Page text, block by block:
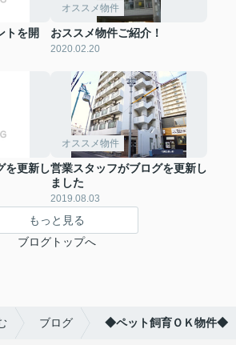
トを開
オススメ物件
おススメ物件ご紹介！
2020.02.20
を更新し
オススメ物件
営業スタッフがブログを更新し
ました
2019.08.03
もっと見る
ブログトップへ
ブログ ◆ペット飼育ＯＫ物件◆